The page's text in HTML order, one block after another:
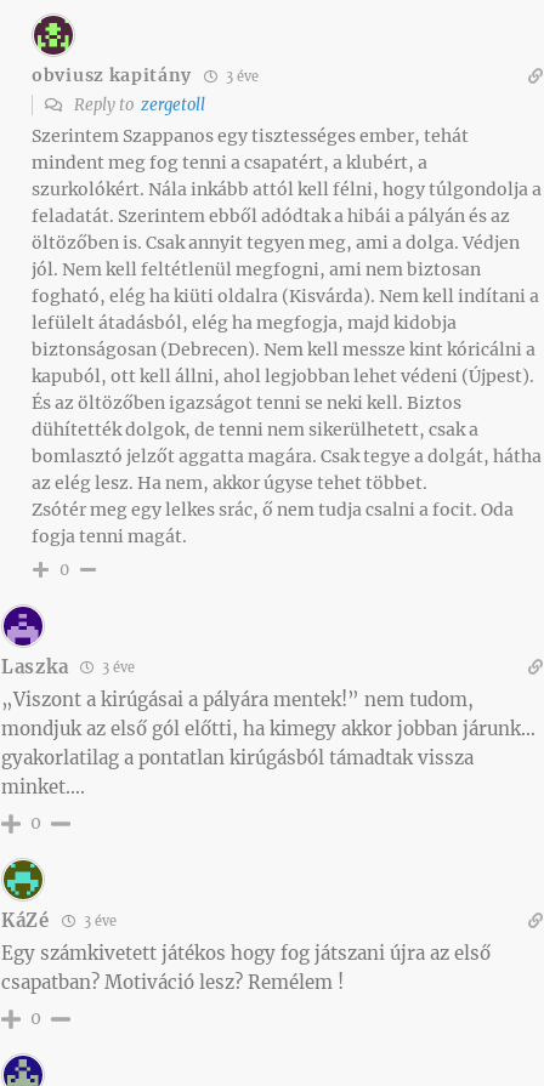
obviusz kapitány 3 éve
Reply to zergetoll
Szerintem Szappanos egy tisztességes ember, tehát
mindent meg fog tenni a csapatért, a klubért, a
szurkolókért. Nála inkább attól kell félni, hogy túlgondolja a
feladatát. Szerintem ebből adódtak a hibái a pályán és az
öltözőben is. Csak annyit tegyen meg, ami a dolga. Védjen
jól. Nem kell feltétlenül megfogni, ami nem biztosan
fogható, elég ha kiüti oldalra (Kisvárda). Nem kell indítani a
lefülelt átadásból, elég ha megfogja, majd kidobja
biztonságosan (Debrecen). Nem kell messze kint kóricálni a
kapuból, ott kell állni, ahol legjobban lehet védeni (Újpest).
És az öltözőben igazságot tenni se neki kell. Biztos
dühítették dolgok, de tenni nem sikerülhetett, csak a
bomlasztó jelzőt aggatta magára. Csak tegye a dolgát, hátha
az elég lesz. Ha nem, akkor úgyse tehet többet.
Zsótér meg egy lelkes srác, ő nem tudja csalni a focit. Oda
fogja tenni magát.
0
Laszka 3 éve
„Viszont a kirúgásai a pályára mentek!” nem tudom,
mondjuk az első gól előtti, ha kimegy akkor jobban járunk…
gyakorlatilag a pontatlan kirúgásból támadtak vissza
minket….
0
KáZé 3 éve
Egy számkivetett játékos hogy fog játszani újra az első
csapatban? Motiváció lesz? Remélem !
0